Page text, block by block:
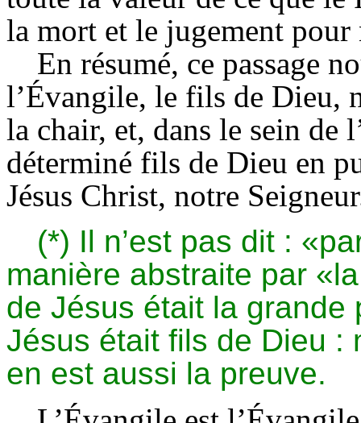
la mort et le jugement pour
En résumé, ce passage
l’Évangile, le fils de Dieu,
la chair, et, dans le sein de
déterminé fils de Dieu en
Jésus Christ, notre
(*) Il n’est pas dit :
manière abstraite par
de Jésus était la grande
Jésus était fils de Dieu :
en est aussi la preuve.